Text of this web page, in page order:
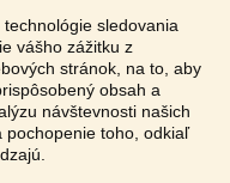
sledovania
vášho zážitku z
stránok, na to, aby
obsah a
návštevnosti našich
pochopenie toho, odkiaľ
Ďalšia